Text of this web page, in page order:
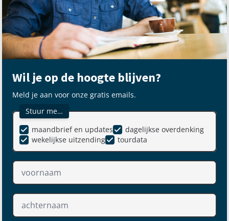
Wil je op de hoogte blijven?
Meld je aan voor onze gratis emails.
Stuur me…
maandbrief en updates
dagelijkse overdenking
wekelijkse uitzending
tourdata